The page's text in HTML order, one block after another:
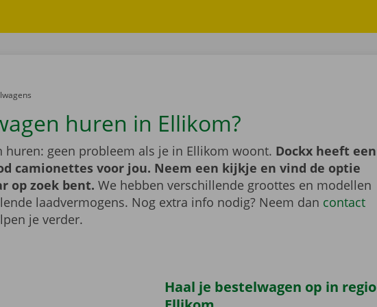
huren in Ellikom?
huren: geen probleem als je in Ellikom woont. Dockx heeft een
camionettes voor jou. Neem een kijkje en vind de optie
op zoek bent. We hebben verschillende groottes en modellen
laadvermogens. Nog extra info nodig? Neem dan contact
je verder.
Haal je bestelwagen op in regio